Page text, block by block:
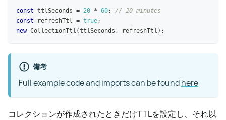
const ttlSeconds = 20 * 60;
// 20 minutes
const refreshTtl = true;
new CollectionTtl (ttlSeconds , refreshTtl ) ;
備考
Full example code and imports can be foundhere
コレクションが作成されたときだけTTLを設定し、それ以